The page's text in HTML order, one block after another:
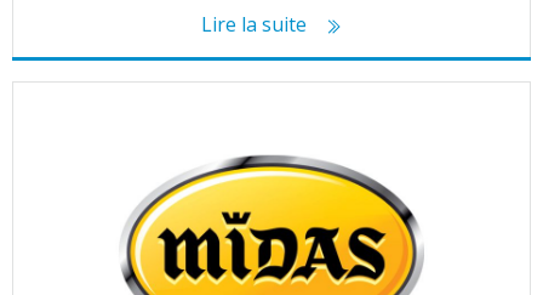
Lire la suite